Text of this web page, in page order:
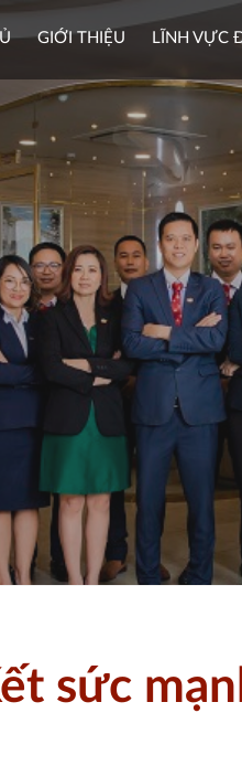
GIỚI THIỆU LĨNH VỰC
sức